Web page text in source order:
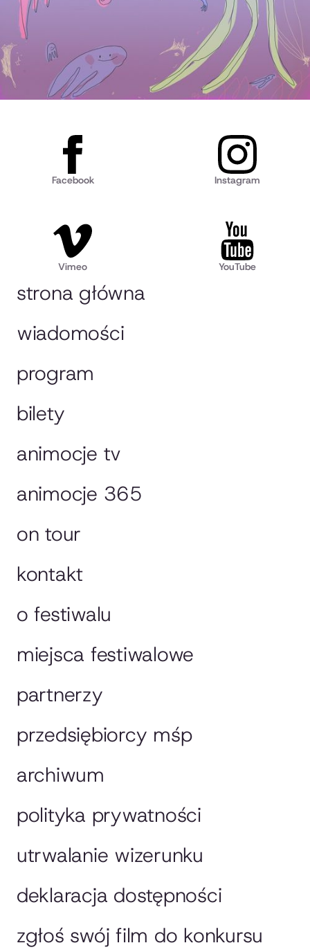
strona główna
wiadomości
program
bilety
animocje tv
animocje 365
on tour
kontakt
o festiwalu
miejsca festiwalowe
partnerzy
przedsiębiorcy mśp
archiwum
polityka prywatności
utrwalanie wizerunku
deklaracja dostępności
zgłoś swój film do konkursu
Facebook Instagram
Vimeo YouTube